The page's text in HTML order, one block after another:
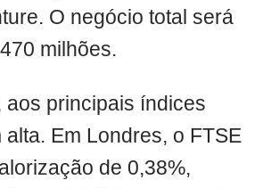
O negócio total será
milhões.
aos principais índices
alta. Em Londres, o FTSE
de 0,38%,